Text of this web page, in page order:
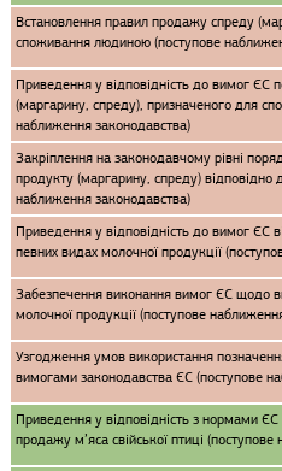
Встановлення правил продажу спреду
споживання людиною (поступове
Приведення у відповідність до вимог ЄС
(маргарину, спреду), призначеного для
наближення законодавства)
Закріплення на законодавчому рівні
продукту (маргарину, спреду) відповідно
наближення законодавства)
Приведення у відповідність до вимог ЄС
певних видах молочної продукції
Забезпечення виконання вимог ЄС щодо
молочної продукції (поступове
Узгодження умов використання
вимогами законодавства ЄС (поступове
Приведення у відповідність з нормами ЄС
продажу м’яса свійської птиці